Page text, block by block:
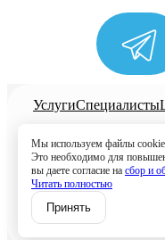
Мы используем файлы cookie
Это необходимо для
вы даете согласие на сбор и
Читать полностью
Принять
УслугиСпециалисты
Согласие на
+7 (958)